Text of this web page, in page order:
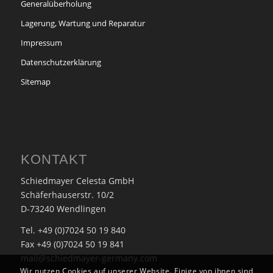
Generalüberholung
Lagerung, Wartung und Reparatur
Impressum
Datenschutzerklärung
Sitemap
KONTAKT
Schiedmayer Celesta GmbH
Schäferhauserstr. 10/2
D-73240 Wendlingen
Tel. +49 (0)7024 50 19 840
Fax +49 (0)7024 50 19 841
mail@schiedmayer-germany.com